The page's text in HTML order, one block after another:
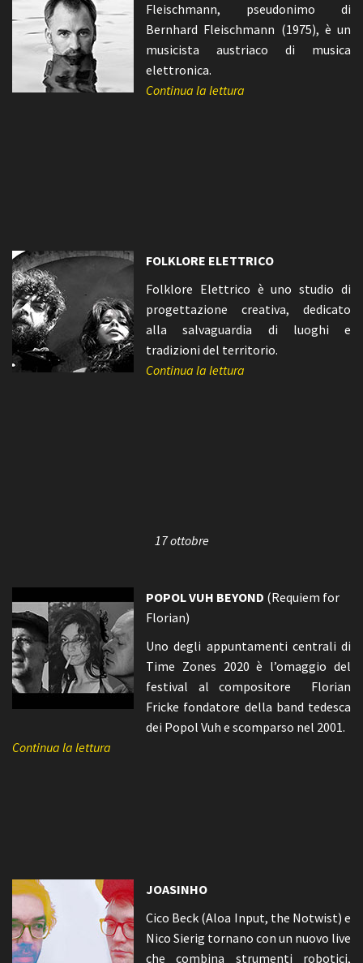
Fleischmann, pseudonimo di
Bernhard Fleischmann (1975), è un
musicista austriaco di musica
elettronica.
Continua la lettura
FOLKLORE ELETTRICO
Folklore Elettrico è uno studio di
progettazione creativa, dedicato
alla salvaguardia di luoghi e
tradizioni del territorio.
Continua la lettura
17 ottobre
POPOL VUH BEYOND (Requiem for
Florian)
Uno degli appuntamenti centrali di
Time Zones 2020 è l’omaggio del
festival al compositore Florian
Fricke fondatore della band tedesca
dei Popol Vuh e scomparso nel 2001.
Continua la lettura
JOASINHO
Cico Beck (Aloa Input, the Notwist) e
Nico Sierig tornano con un nuovo live
che combina strumenti robotici,